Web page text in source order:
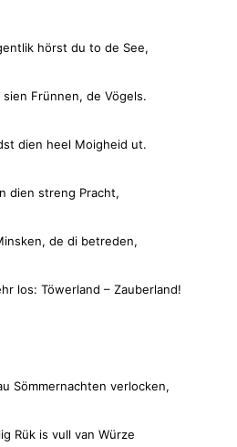
hörst du to de See,
Frünnen, de Vögels.
dien heel Moigheid ut.
dien streng Pracht,
de di betreden,
los: Töwerland – Zauberland!
Sömmernachten verlocken,
Rük is vull van Würze